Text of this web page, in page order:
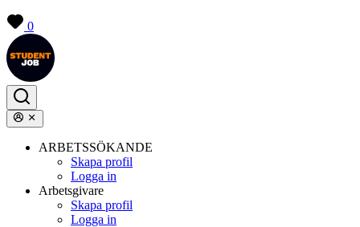
0
ARBETSSÖKANDE
Skapa profil
Logga in
Arbetsgivare
Skapa profil
Logga in